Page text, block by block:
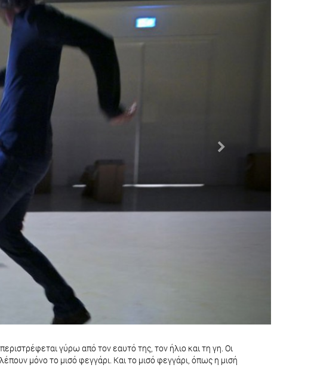
γύρω από τον εαυτό της, τον ήλιο και τη γη. Οι
μόνο το μισό φεγγάρι. Και το μισό φεγγάρι, όπως η μισή